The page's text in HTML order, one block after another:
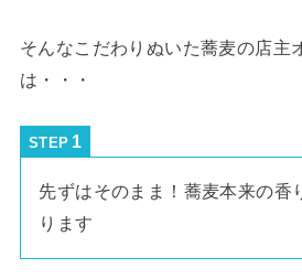
そんなこだわりぬいた蕎麦の店主
は・・・
STEP
先ずはそのまま！蕎麦本来の香
ります